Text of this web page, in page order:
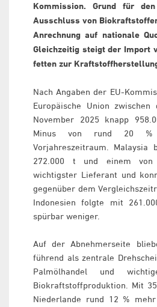
Kommission. Grund für
Ausschluss von
Anrechnung auf nationale
Gleichzeitig steigt der Import
fetten zur
Nach Angaben der EU-
Europäische Union
November 2025 knapp
Minus von rund 20 %
Vorjahreszeitraum. Malaysia
272.000 t und einem
wichtigster Lieferant und
gegenüber dem
Indonesien folgte mit
spürbar weniger.
Auf der Abnehmerseite
führend als zentrale
Palmölhandel und
Biokraftstoffproduktion. Mit
Niederlande rund 12 %